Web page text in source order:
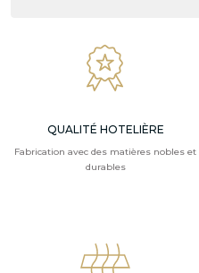
QUALITÉ HOTELIÈRE
Fabrication avec des matières nobles et
durables